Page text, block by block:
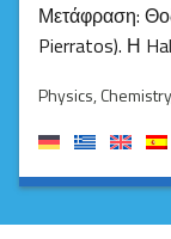
Μετάφραση:
Pierratos). Η
Physics, Chemistry